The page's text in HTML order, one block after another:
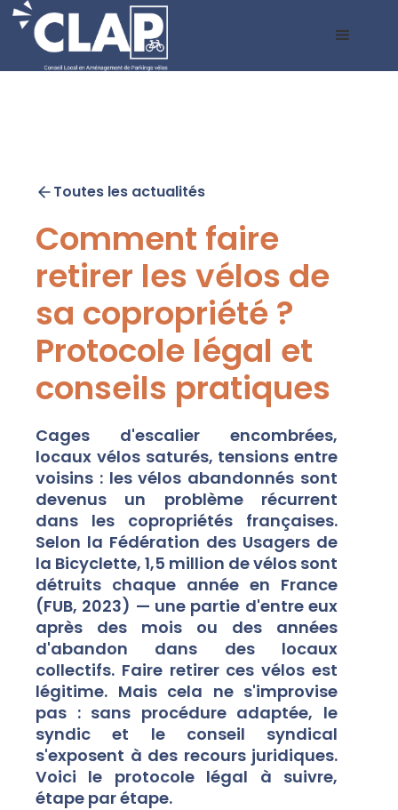
Toutes les actualités
Comment faire
retirer les vélos de
sa copropriété ?
Protocole légal et
conseils pratiques
Cages d'escalier encombrées,
locaux vélos saturés, tensions entre
voisins : les vélos abandonnés sont
devenus un problème récurrent
dans les copropriétés françaises.
Selon la Fédération des Usagers de
la Bicyclette, 1,5 million de vélos sont
détruits chaque année en France
(FUB, 2023) — une partie d'entre eux
après des mois ou des années
d'abandon dans des locaux
collectifs. Faire retirer ces vélos est
légitime. Mais cela ne s'improvise
pas : sans procédure adaptée, le
syndic et le conseil syndical
s'exposent à des recours juridiques.
Voici le protocole légal à suivre,
étape par étape.